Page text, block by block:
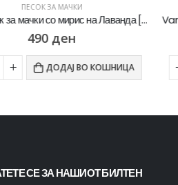
ПЕСОК ЗА МАЧКИ
Hero песок за мачки со мирис на Лаванда [Вреќичка 10Л]
490 ден
ДОДАЈ ВО КОШНИЦА
СЕ ЗА НАШИОТ БИЛТЕН